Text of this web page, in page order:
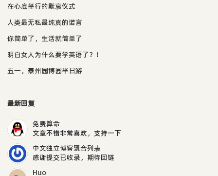
在心底举行的默哀仪式
人类最无私最纯真的诺言
你简单了，生活就简单了
明白女人为什么要学英语了？！
五一，泰州园博园半日游
最新回复
免费算命
文章不错非常喜欢，支持一下
中文独立博客聚合列表
感谢提交已收录，期待回链
Huo